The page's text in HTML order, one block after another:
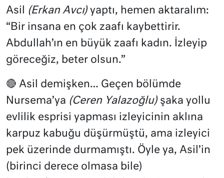
Asil (Erkan Avcı) yaptı, hemen aktaralım:
“Bir insana en çok zaafı kaybettirir.
Abdullah’ın en büyük zaafı kadın. İzleyip
göreceğiz, beter olsun.”
🔴 Asil demişken… Geçen bölümde
Nursema’ya (Ceren Yalazoğlu) şaka yollu
evlilik esprisi yapması izleyicinin aklına
karpuz kabuğu düşürmüştü, ama izleyici
pek üzerinde durmamıştı. Öyle ya, Asil’in
(birinci derece olmasa bile)